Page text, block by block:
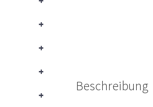
Beschreibung
+
+
+
+